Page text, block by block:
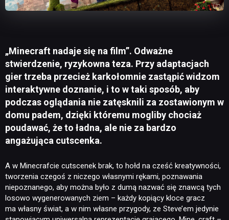
„Minecraft nadaje się na film”. Odważne
stwierdzenie, ryzykowna teza. Przy adaptacjach
gier trzeba przecież karkołomnie zastąpić widzom
interaktywne doznanie, i to w taki sposób, aby
podczas oglądania nie zatęsknili za zostawionym w
domu padem, dzięki któremu mogliby chociaż
poudawać, że to ładna, ale nie za bardzo
angażująca cutscenka.
A w Minecrafcie cutscenek brak, to hołd na cześć kreatywności,
tworzenia czegoś z niczego własnymi rękami, poznawania
niepoznanego, aby można było z dumą nazwać się znawcą tych
losowo wygenerowanych ziem – każdy kopiący kloce gracz
ma własny świat, a w nim własne przygody, ze Steve’em jedynie